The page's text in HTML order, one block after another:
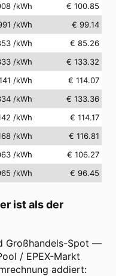
/kWh
€ 100.85
/kWh
€ 99.14
/kWh
€ 85.26
/kWh
€ 133.32
/kWh
€ 114.07
/kWh
€ 133.36
/kWh
€ 114.17
/kWh
€ 116.81
/kWh
€ 106.27
/kWh € 96.45
ist als der
Großhandels-Spot —
/ EPEX-Markt
addiert: